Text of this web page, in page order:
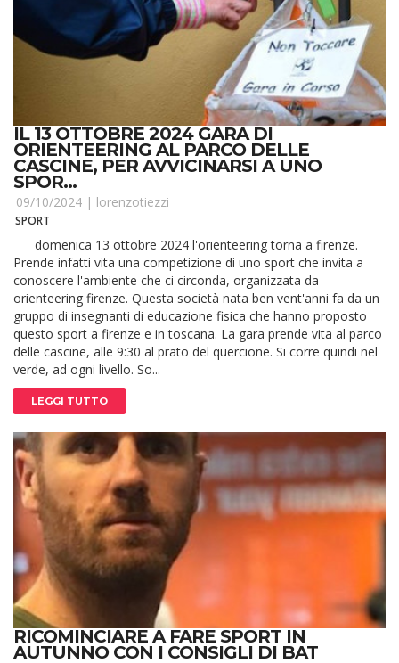
IL 13 OTTOBRE 2024 GARA DI
ORIENTEERING AL PARCO DELLE
CASCINE, PER AVVICINARSI A UNO
SPOR...
09/10/2024 | lorenzotiezzi
SPORT
domenica 13 ottobre 2024 l'orienteering torna a firenze.
Prende infatti vita una competizione di uno sport che invita a
conoscere l'ambiente che ci circonda, organizzata da
orienteering firenze. Questa società nata ben vent'anni fa da un
gruppo di insegnanti di educazione fisica che hanno proposto
questo sport a firenze e in toscana. La gara prende vita al parco
delle cascine, alle 9:30 al prato del quercione. Si corre quindi nel
verde, ad ogni livello. So...
LEGGI TUTTO
RICOMINCIARE A FARE SPORT IN
AUTUNNO CON I CONSIGLI DI BAT